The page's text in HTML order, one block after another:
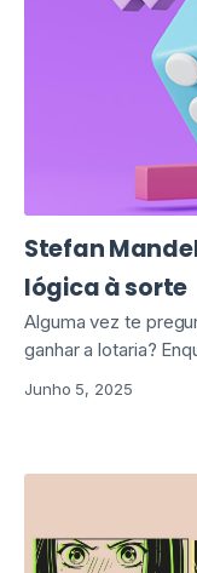
Stefan
lógica à sorte
Alguma vez te
ganhar a lotaria?
Junho 5, 2025